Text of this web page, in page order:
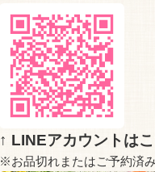
↑ LINEアカウントは
※お品切れまたはご予約済